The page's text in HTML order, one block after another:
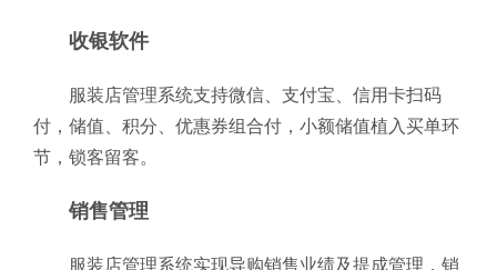
收银软件
服装店管理系统支持微信、支付宝、信用卡扫码
付，储值、积分、优惠券组合付，小额储值植入买单环
节，锁客留客。
销售管理
服装店管理系统实现导购销售业绩及提成管理，销